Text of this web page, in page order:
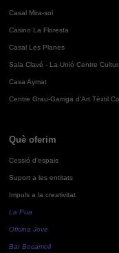
Casal Mira-sol
Casino La Floresta
Casal Les Planes
Sala Clavé - La Unió Centre
Casa Aymat
Centre Grau-Garriga d'Art Tèxtil
Què oferim
Cessió d'espais
Suport a les entitats
Impuls a la creativitat
La Pua
Oficina Jove
Bar Bocamoll